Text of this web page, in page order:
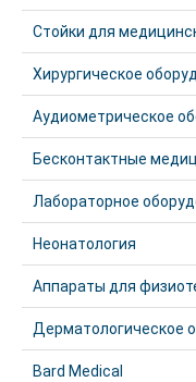
Стойки для
Хирургическое
Аудиометрическое
Бесконтактные
Лабораторное
Неонатология
Аппараты для
Дерматологическое
Bard Medical